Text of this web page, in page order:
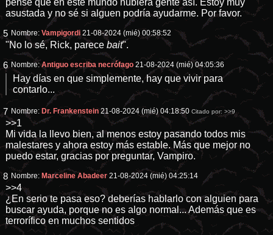
pensé que en este mundo hubiera gente así. Estoy muy
asustada y no sé si alguen podría ayudarme. Por favor.
5 Nombre:Vampigordi 21-08-2024 (mié) 00:58:52
"No lo sé, Rick, parece bait".
6 Nombre:Antiguo escriba necrófago 21-08-2024 (mié) 04:05:36
Hay días en que simplemente, hay que vivir para
contarlo...
7 Nombre: Dr. Frankenstein 21-08-2024 (mié) 04:18:50 Citado por:>>9
>>1
Mi vida la llevo bien, al menos estoy pasando todos mis
malestares y ahora estoy más estable. Más que mejor no
puedo estar, gracias por preguntar, Vampiro.
8 Nombre: Marceline Abadeer 21-08-2024 (mié) 04:25:14
>>4
¿En serio te pasa eso? deberías hablarlo con alguien para
buscar ayuda, porque no es algo normal... Además que es
terrorífico en muchos sentidos